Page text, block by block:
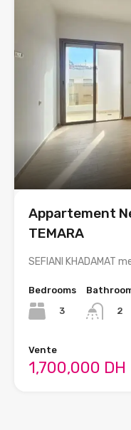
Appartement
TEMARA
SEFIANI KHADAMAT
Bedrooms
3
2
Vente
1,700,000 DH